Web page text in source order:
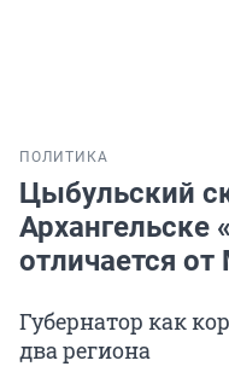
ПОЛИТИКА
Цыбульский
Архангельске
отличается
Губернатор как
два региона